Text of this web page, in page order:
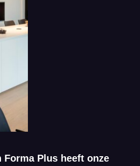
Forma Plus heeft onze